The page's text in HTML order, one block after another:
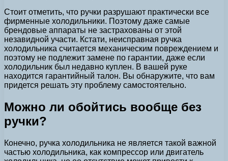
Стоит отметить, что ручки разрушают практически все
фирменные холодильники. Поэтому даже самые
брендовые аппараты не застрахованы от этой
незавидной участи. Кстати, неисправная ручка
холодильника считается механическим повреждением и
поэтому не подлежит замене по гарантии, даже если
холодильник был недавно куплен. В вашей руке
находится гарантийный талон. Вы обнаружите, что вам
придется решать эту проблему самостоятельно.
Можно ли обойтись вообще без
ручки?
Конечно, ручка холодильника не является такой важной
частью холодильника, как компрессор или двигатель